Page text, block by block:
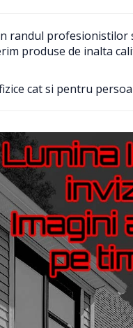
randul profesionistilor
produse de inalta
cat si pentru